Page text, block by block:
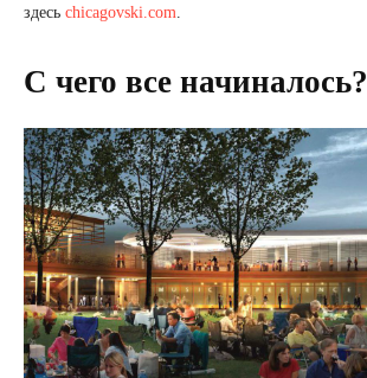
здесь chicagovski.com.
С чего все начиналось?